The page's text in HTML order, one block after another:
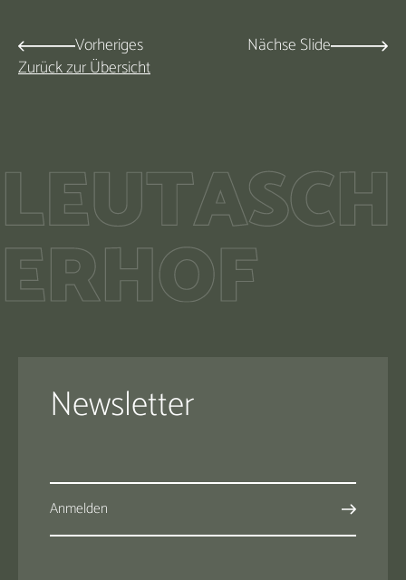
Vorheriges
Zurück zur Übersicht
Nächse Slide
Newsletter
Anmelden